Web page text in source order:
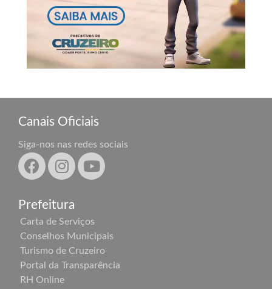
Canais Oficiais
Siga-nos nas redes sociais
Prefeitura
Carta de Serviços
Conselhos Municipais
Turismo de Cruzeiro
Portal da Transparência
RH Online